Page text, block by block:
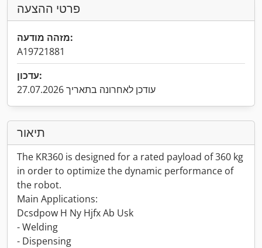
פרטי ההצעה
מזהה מודעה:
A19721881
עדכון:
עודכן לאחרונה בתאריך 27.07.2026
תיאור
The KR360 is designed for a rated payload of 360 kg
in order to optimize the dynamic performance of
the robot.
Main Applications:
Dcsdpow H Ny Hjfx Ab Usk
- Welding
- Dispensing